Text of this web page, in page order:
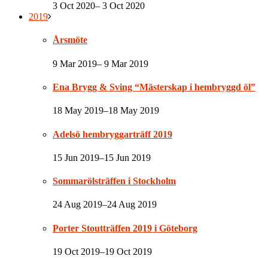
3 Oct 2020– 3 Oct 2020
2019
Årsmöte
9 Mar 2019– 9 Mar 2019
Ena Brygg & Sving “Mästerskap i hembryggd öl”
18 May 2019–18 May 2019
Adelsö hembryggarträff 2019
15 Jun 2019–15 Jun 2019
Sommarölsträffen i Stockholm
24 Aug 2019–24 Aug 2019
Porter Stoutträffen 2019 i Göteborg
19 Oct 2019–19 Oct 2019